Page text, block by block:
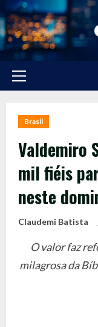
Skip
to
content
Primary
Brasil
Valdemiro
mil fiéis
neste
Claudemi Batista
O valor faz
milagrosa da